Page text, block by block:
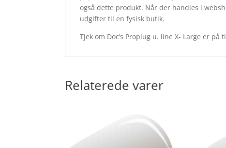
også dette produkt. Når der handles i
udgifter til en fysisk butik.
Tjek om Doc’s Proplug u. line X- Large er
Relaterede varer